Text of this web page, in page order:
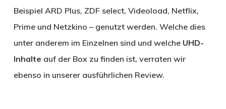
Beispiel ARD Plus, ZDF select, Videoload, Netflix,
Prime und Netzkino – genutzt werden. Welche dies
unter anderem im Einzelnen sind und welche UHD-
Inhalte auf der Box zu finden ist, verraten wir
ebenso in unserer ausführlichen Review.